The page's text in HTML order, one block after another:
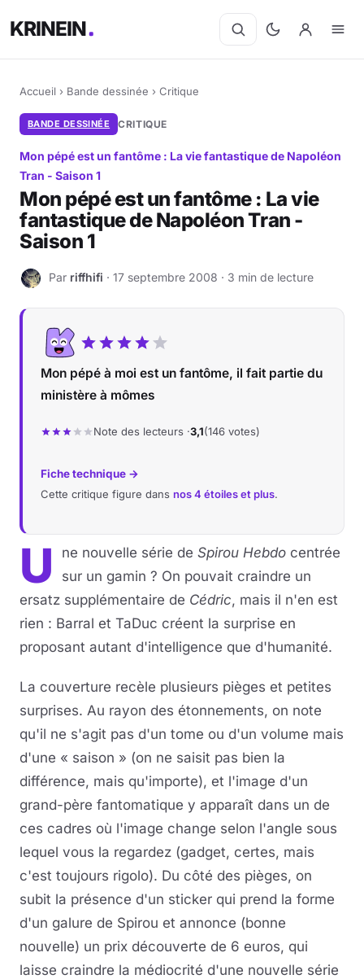
KRINEIN
Accueil › Bande dessinée › Critique
BANDE DESSINÉE CRITIQUE
Mon pépé est un fantôme : La vie fantastique de Napoléon
Tran - Saison 1
Mon pépé est un fantôme : La vie
fantastique de Napoléon Tran -
Saison 1
R Par riffhifi · 17 septembre 2008 · 3 min de lecture
Mon pépé à moi est un fantôme, il fait partie du
ministère à mômes
Note des lecteurs ·3,1(146 votes)
Fiche technique →
Cette critique figure dans nos 4 étoiles et plus.
U ne nouvelle série de Spirou Hebdo centrée
sur un gamin ? On pouvait craindre un
ersatz supplémentaire de Cédric, mais il n'en est
rien : Barral et TaDuc créent la surprise en
proposant autant d'intelligence que d'humanité.
La couverture recèle plusieurs pièges et petites
surprises. Au rayon des étonnements, on note
qu'il ne s'agit pas d'un tome ou d'un volume mais
d'une « saison » (on ne saisit pas bien la
différence, mais qu'importe), et l'image d'un
grand-père fantomatique y apparaît dans un de
ces cadres où l'image change selon l'angle sous
lequel vous la regardez (gadget, certes, mais
c'est toujours rigolo). Du côté des pièges, on
subit la présence d'un sticker qui prend la forme
d'un galure de Spirou et annonce (bonne
nouvelle) un prix découverte de 6 euros, qui
laisse craindre la médiocrité d'une nouvelle série